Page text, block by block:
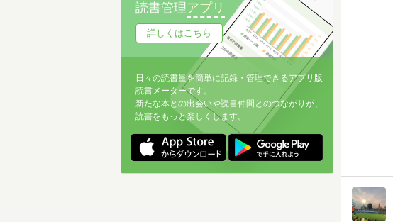
読書管理アプリ
詳しくはこちら
日々の読書量を簡単に記録・管理できるアプリ版
読書メーターです。
新たな本との出会いや読書仲間とのつながりが、
読書をもっと楽しくします。